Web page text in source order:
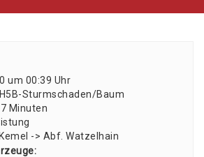
um 00:39 Uhr
H5B-Sturm­scha­den/­Baum
Minu­ten
Kemel -> Abf. Wat­zel­hain